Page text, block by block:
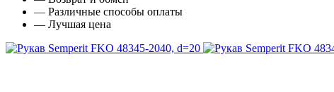
— Различные способы оплаты
— Лучшая цена